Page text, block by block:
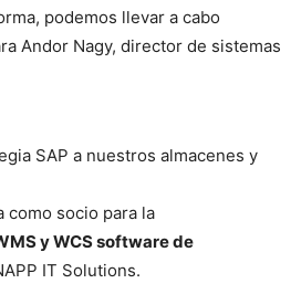
podemos llevar a cabo
Andor Nagy, director de sistemas
SAP a nuestros almacenes y
como socio para la
y WCS software de
IT Solutions.